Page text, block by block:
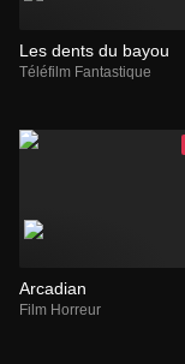
Les dents du bayou
Téléfilm Fantastique
Arcadian
Film Horreur